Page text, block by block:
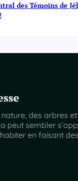
des Témoins de
des arbres
peut sembler
en faisant